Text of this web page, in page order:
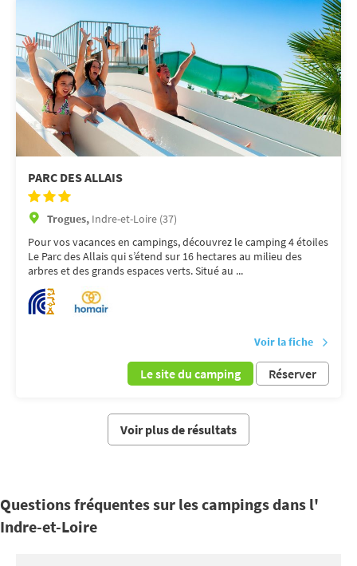
PARC DES ALLAIS
Trogues, Indre-et-Loire (37)
Pour vos vacances en campings, découvrez le camping 4 étoiles
Le Parc des Allais qui s’étend sur 16 hectares au milieu des
arbres et des grands espaces verts. Situé au ...
Voir la fiche
Le site du camping Réserver
Voir plus de résultats
Questions fréquentes sur les campings dans l'
Indre-et-Loire